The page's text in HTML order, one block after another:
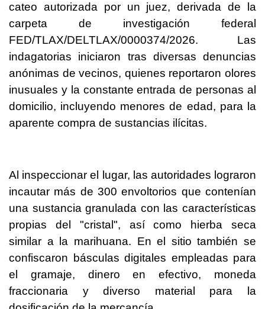
cateo autorizada por un juez, derivada de la
carpeta de investigación federal
FED/TLAX/DELTLAX/0000374/2026. Las
indagatorias iniciaron tras diversas denuncias
anónimas de vecinos, quienes reportaron olores
inusuales y la constante entrada de personas al
domicilio, incluyendo menores de edad, para la
aparente compra de sustancias ilícitas.
Al inspeccionar el lugar, las autoridades lograron
incautar más de 300 envoltorios que contenían
una sustancia granulada con las características
propias del "cristal", así como hierba seca
similar a la marihuana. En el sitio también se
confiscaron básculas digitales empleadas para
el gramaje, dinero en efectivo, moneda
fraccionaria y diverso material para la